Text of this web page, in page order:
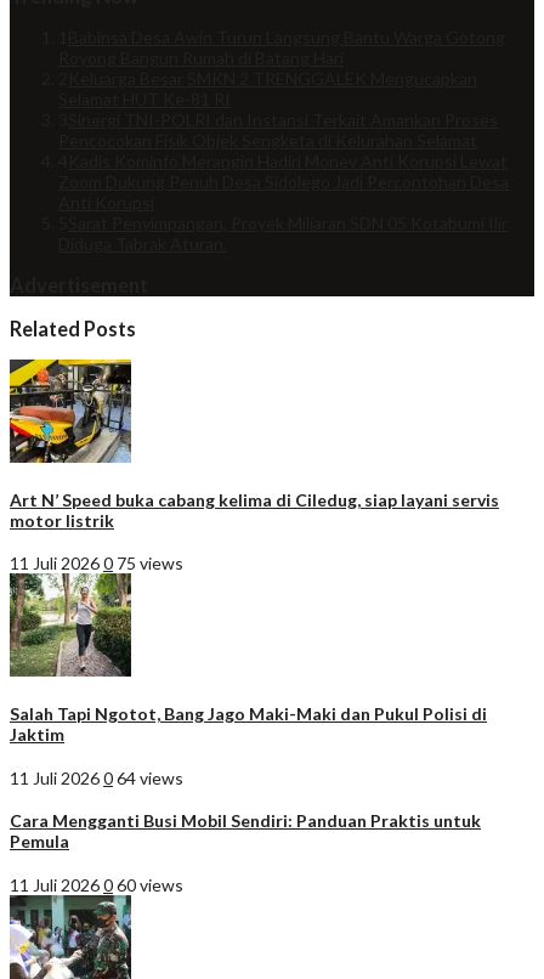
Related Posts
Art N’ Speed buka cabang kelima di Ciledug, siap layani servis
motor listrik
11 Juli 20260 75 views
Salah Tapi Ngotot, Bang Jago Maki-Maki dan Pukul Polisi di
Jaktim
11 Juli 2026064 views
Cara Mengganti Busi Mobil Sendiri: Panduan Praktis untuk
Pemula
11 Juli 2026060 views